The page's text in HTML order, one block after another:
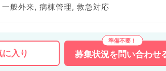
一般外来, 病棟管理, 救急対応
に入り 募集状況を 問い合わせ